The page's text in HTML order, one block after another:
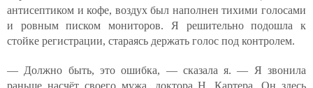
антисептиком и кофе, воздух был наполнен тихими голосами
и ровным писком мониторов. Я решительно подошла к
стойке регистрации, стараясь держать голос под контролем.
— Должно быть, это ошибка, — сказала я. — Я звонила
раньше насчёт своего мужа, доктора Н. Картера. Он здесь